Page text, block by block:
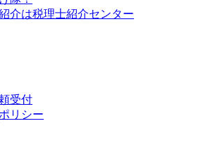
介は税理士紹介センター
受付
リシー